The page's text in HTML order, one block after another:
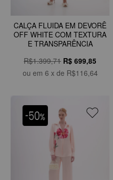
CALÇA FLUIDA EM DEVORÊ
OFF WHITE COM TEXTURA
E TRANSPARÊNCIA
R$1.399,71 R$ 699,85
ou em 6 x de R$116,64